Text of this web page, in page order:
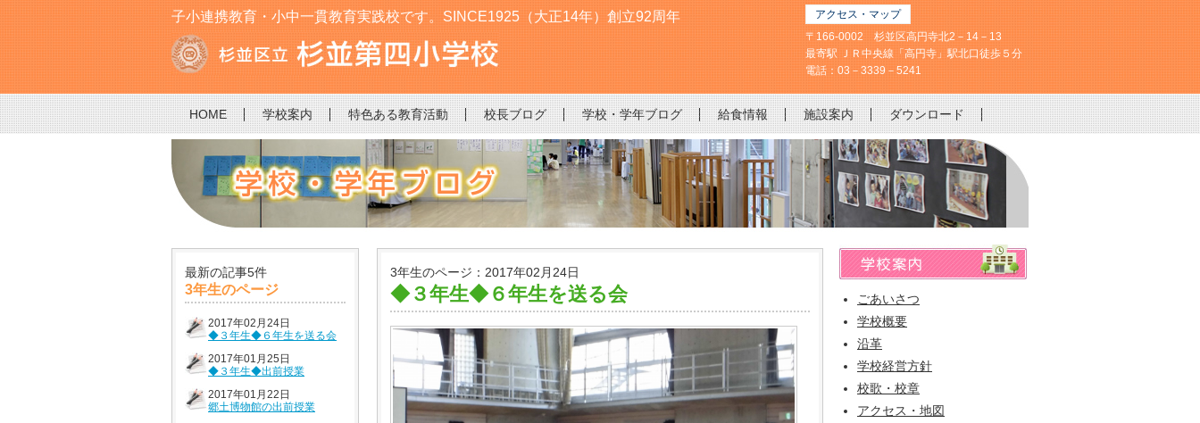
子小連携教育・小中一貫教育実践校です。SINCE1925（大正14年）創立92周年
アクセス・マップ
〒166-0002 杉並区高円寺北2－14－13
最寄駅 ＪＲ中央線「高円寺」駅北口徒歩５分
電話：03－3339－5241
HOME 学校案内 特色ある教育活動 校長ブログ 学校・学年ブログ 給食情報 施設案内 ダウンロード
最新の記事5件
3年生のページ
2017年02月24日
◆３年生◆６年生を送る会
2017年01月25日
◆３年生◆出前授業
2017年01月22日
郷土博物館の出前授業
3年生のページ：2017年02月24日
◆３年生◆６年生を送る会
ごあいさつ
学校概要
沿革
学校経営方針
校歌・校章
アクセス・地図